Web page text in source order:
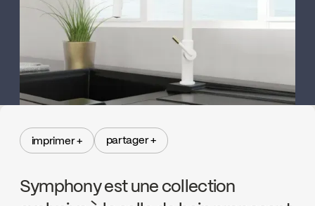
imprimer + partager +
Symphony est une collection